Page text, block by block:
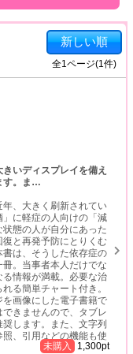
新しい順
全1ページ(1件)
いディスプレイを備え
。ま …
、大きく刷新されてい
に軽症の人向けの「減
態の人が自分にあった
と再発予防にとりくむ
は、そうした依存症の
。当事者本人だけでな
る情報が満載。必要な治
る簡単チャート付き。
画像にした電子書籍で
きませんので、タブレ
します。また、文字列
、引用などの機能も使
未購入 1,300pt